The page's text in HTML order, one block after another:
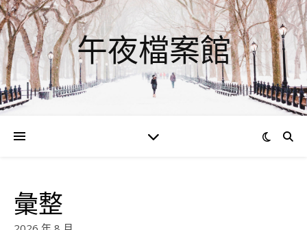
午夜檔案館
彙整